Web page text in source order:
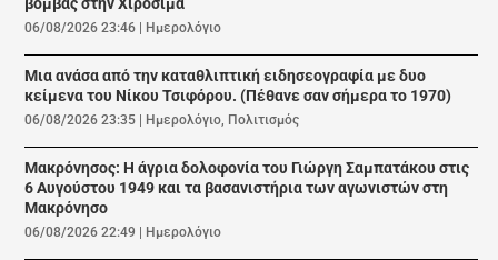
06/08/2026 23:46 | Ημερολόγιο
Μια ανάσα από την καταθλιπτική ειδησεογραφία με δυο
κείμενα του Νίκου Τσιφόρου. (Πέθανε σαν σήμερα το 1970)
06/08/2026 23:35 | Ημερολόγιο, Πολιτισμός
Μακρόνησος: Η άγρια δολοφονία του Γιώργη Σαμπατάκου στις
6 Αυγούστου 1949 και τα βασανιστήρια των αγωνιστών στη
Μακρόνησο
06/08/2026 22:49 | Ημερολόγιο